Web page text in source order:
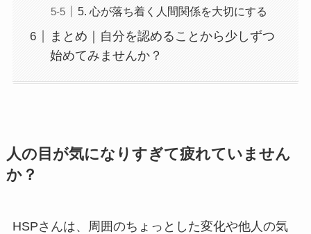
5. 心が落ち着く人間関係を大切にする
まとめ｜自分を認めることから少しずつ
始めてみませんか？
人の目が気になりすぎて疲れていません
か？
HSPさんは、周囲のちょっとした変化や他人の気